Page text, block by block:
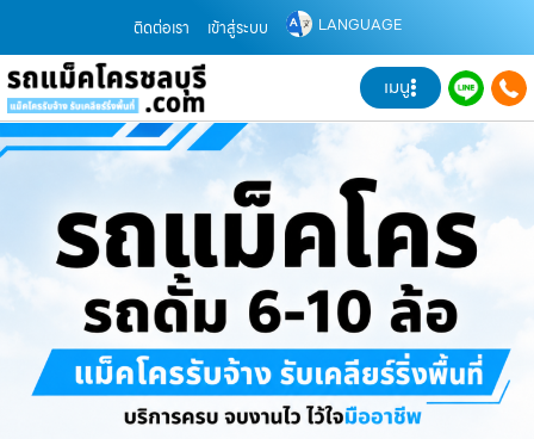
ติดต่อเรา เข้าสู่ระบบ LANGUAGE
เมนู